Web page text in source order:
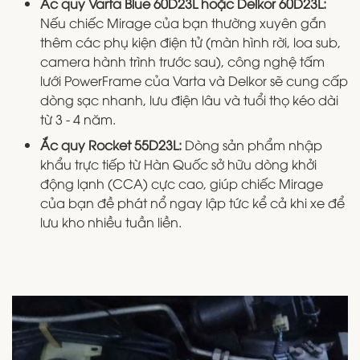
Nếu chiếc Mirage của bạn thường xuyên gắn
thêm các phụ kiện điện tử (màn hình rời, loa sub,
camera hành trình trước sau), công nghệ tấm
lưới PowerFrame của Varta và Delkor sẽ cung cấp
dòng sạc nhanh, lưu điện lâu và tuổi thọ kéo dài
từ 3 - 4 năm.
Ắc quy Rocket 55D23L: Dòng sản phẩm nhập
khẩu trực tiếp từ Hàn Quốc sở hữu dòng khởi
động lạnh (CCA) cực cao, giúp chiếc Mirage
của bạn đề phát nổ ngay lập tức kể cả khi xe để
lưu kho nhiều tuần liền.